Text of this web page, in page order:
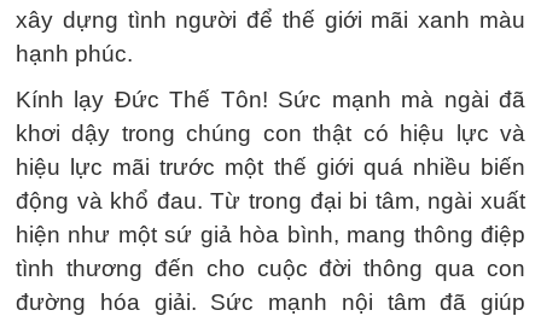
xây dựng tình người để thế giới mãi xanh màu
hạnh phúc.
Kính lạy Đức Thế Tôn! Sức mạnh mà ngài đã
khơi dậy trong chúng con thật có hiệu lực và
hiệu lực mãi trước một thế giới quá nhiều biến
động và khổ đau. Từ trong đại bi tâm, ngài xuất
hiện như một sứ giả hòa bình, mang thông điệp
tình thương đến cho cuộc đời thông qua con
đường hóa giải. Sức mạnh nội tâm đã giúp